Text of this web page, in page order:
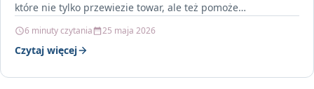
które nie tylko przewiezie towar, ale też pomoże…
6 minuty czytania 25 maja 2026
Czytaj więcej